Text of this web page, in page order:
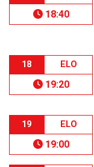
18:40
18 ELO
19:20
19 ELO
19:00